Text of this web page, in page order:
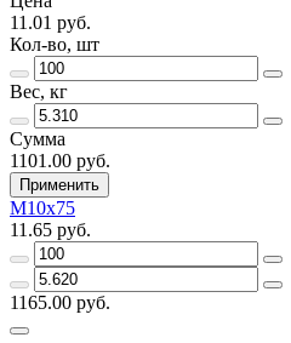
11.01 руб.
Кол-во, шт
Вес, кг
Сумма
1101.00 руб.
Применить
М10х75
11.65 руб.
1165.00 руб.